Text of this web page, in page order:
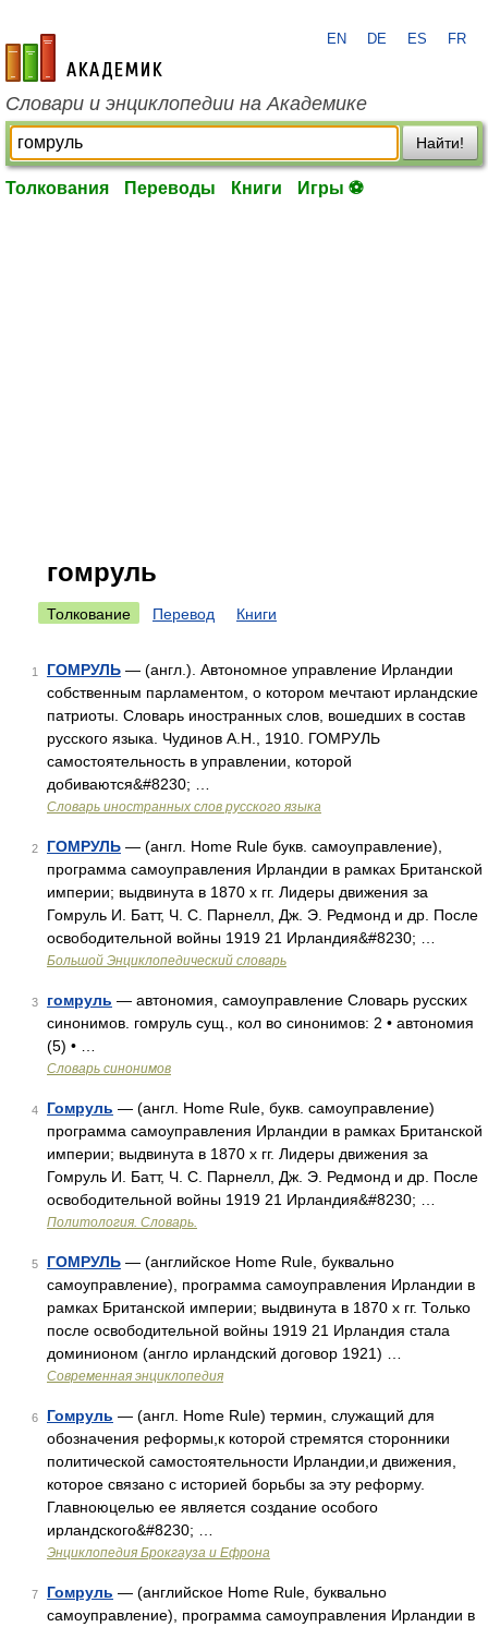
academic.ru
EN DE ES FR
Словари и энциклопедии на Академике
Найти!
Толкования Переводы Книги Игры ⚽
гомруль
Толкование Перевод Книги
1 ГОМРУЛЬ — (англ.). Автономное управление Ирландии
собственным парламентом, о котором мечтают ирландские
патриоты. Словарь иностранных слов, вошедших в состав
русского языка. Чудинов А.Н., 1910. ГОМРУЛЬ
самостоятельность в управлении, которой
добиваются&#8230; …
Словарь иностранных слов русского языка
2 ГОМРУЛЬ — (англ. Home Rule букв. самоуправление),
программа самоуправления Ирландии в рамках Британской
империи; выдвинута в 1870 х гг. Лидеры движения за
Гомруль И. Батт, Ч. С. Парнелл, Дж. Э. Редмонд и др. После
освободительной войны 1919 21 Ирландия&#8230; …
Большой Энциклопедический словарь
3 гомруль — автономия, самоуправление Словарь русских
синонимов. гомруль сущ., кол во синонимов: 2 • автономия
(5) • …
Словарь синонимов
4 Гомруль — (англ. Home Rule, букв. самоуправление)
программа самоуправления Ирландии в рамках Британской
империи; выдвинута в 1870 х гг. Лидеры движения за
Гомруль И. Батт, Ч. С. Парнелл, Дж. Э. Редмонд и др. После
освободительной войны 1919 21 Ирландия&#8230; …
Политология. Словарь.
5 ГОМРУЛЬ — (английское Home Rule, буквально
самоуправление), программа самоуправления Ирландии в
рамках Британской империи; выдвинута в 1870 х гг. Только
после освободительной войны 1919 21 Ирландия стала
доминионом (англо ирландский договор 1921) …
Современная энциклопедия
6 Гомруль — (англ. Home Rule) термин, служащий для
обозначения реформы,к которой стремятся сторонники
политической самостоятельности Ирландии,и движения,
которое связано с историей борьбы за эту реформу.
Главноюцелью ее является создание особого
ирландского&#8230; …
Энциклопедия Брокгауза и Ефрона
7 Гомруль — (английское Home Rule, буквально
самоуправление), программа самоуправления Ирландии в